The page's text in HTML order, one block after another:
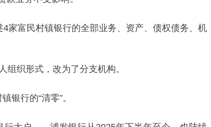
家富民村镇银行的全部业务、资产、债权债务、机
织形式，改为了分支机构。
银行的“清零”。